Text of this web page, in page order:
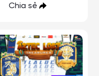
Chia sẻ